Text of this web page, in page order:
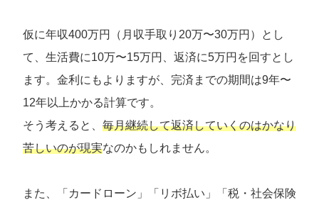
仮に年収400万円（月収手取り20万〜30万円）とし
て、生活費に10万〜15万円、返済に5万円を回すとし
ます。金利にもよりますが、完済までの期間は9年〜
12年以上かかる計算です。
そう考えると、 毎月継続して返済していくのはかなり
苦しいのが現実なのかもしれません。
また、「カードローン」「リボ払い」「税・社会保険